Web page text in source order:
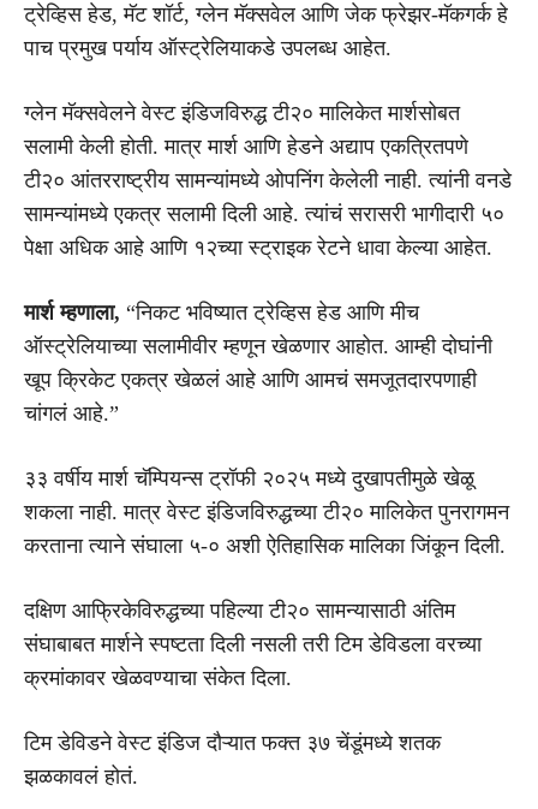
ट्रेव्हिस हेड, मॅट शॉर्ट, ग्लेन मॅक्सवेल आणि जेक फ्रेझर-मॅकगर्क हे
पाच प्रमुख पर्याय ऑस्ट्रेलियाकडे उपलब्ध आहेत.
ग्लेन मॅक्सवेलने वेस्ट इंडिजविरुद्ध टी२० मालिकेत मार्शसोबत
सलामी केली होती. मात्र मार्श आणि हेडने अद्याप एकत्रितपणे
टी२० आंतरराष्ट्रीय सामन्यांमध्ये ओपनिंग केलेली नाही. त्यांनी वनडे
सामन्यांमध्ये एकत्र सलामी दिली आहे. त्यांचं सरासरी भागीदारी ५०
पेक्षा अधिक आहे आणि १२च्या स्ट्राइक रेटने धावा केल्या आहेत.
मार्श म्हणाला, “निकट भविष्यात ट्रेव्हिस हेड आणि मीच
ऑस्ट्रेलियाच्या सलामीवीर म्हणून खेळणार आहोत. आम्ही दोघांनी
खूप क्रिकेट एकत्र खेळलं आहे आणि आमचं समजूतदारपणाही
चांगलं आहे.”
३३ वर्षीय मार्श चॅम्पियन्स ट्रॉफी २०२५ मध्ये दुखापतीमुळे खेळू
शकला नाही. मात्र वेस्ट इंडिजविरुद्धच्या टी२० मालिकेत पुनरागमन
करताना त्याने संघाला ५-० अशी ऐतिहासिक मालिका जिंकून दिली.
दक्षिण आफ्रिकेविरुद्धच्या पहिल्या टी२० सामन्यासाठी अंतिम
संघाबाबत मार्शने स्पष्टता दिली नसली तरी टिम डेविडला वरच्या
क्रमांकावर खेळवण्याचा संकेत दिला.
टिम डेविडने वेस्ट इंडिज दौऱ्यात फक्त ३७ चेंडूंमध्ये शतक
झळकावलं होतं.